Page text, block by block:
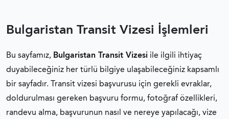
Bulgaristan Transit Vizesi İşlemleri
Bu sayfamız, Bulgaristan Transit Vizesi ile ilgili ihtiyaç
duyabileceğiniz her türlü bilgiye ulaşabileceğiniz kapsamlı
bir sayfadır. Transit vizesi başvurusu için gerekli evraklar,
doldurulması gereken başvuru formu, fotoğraf özellikleri,
randevu alma, başvurunun nasıl ve nereye yapılacağı, vize